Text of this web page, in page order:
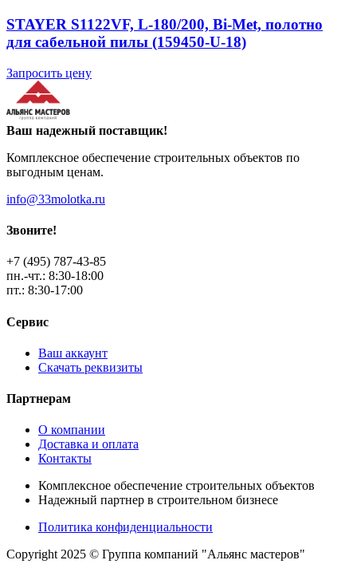
STAYER S1122VF, L-180/200, Bi-Met, полотно
для сабельной пилы (159450-U-18)
Запросить цену
Ваш надежный поставщик!
Комплексное обеспечение строительных объектов по
выгодным ценам.
info@33molotka.ru
Звоните!
+7 (495) 787-43-85
пн.-чт.: 8:30-18:00
пт.: 8:30-17:00
Сервис
Ваш аккаунт
Скачать реквизиты
Партнерам
О компании
Доставка и оплата
Контакты
Комплексное обеспечение строительных объектов
Надежный партнер в строительном бизнесе
Политика конфиденциальности
Copyright 2025 © Группа компаний "Альянс мастеров"